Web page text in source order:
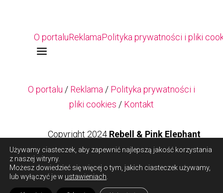
O portaluReklamaPolityka prywatności i pliki
a
O portalu / Reklama / Polityka prywatności i
pliki cookies / Kontakt
Copyright 2024 Rebell & Pink Elephant
Copyright 2024Rebell & Pink Elephant
Używamy ciasteczek, aby zapewnić najlepszą jakość korzystania
z naszej witryny.
Możesz dowiedzieć się więcej o tym, jakich ciasteczek używamy,
lub wyłączyć je w ustawieniach